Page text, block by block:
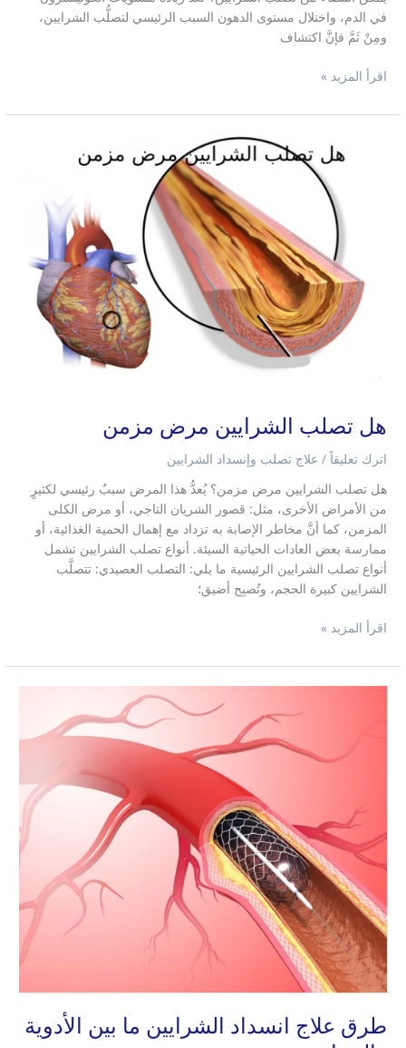
في الدم، واختلال مستوى الدهون السبب الرئيسي لتصلُّب الشرايين،
ومِنْ ثَمَّ فإنَّ اكتشاف
اقرأ المزيد »
هل تصلب الشرايين مرض مزمن
اترك تعليقاً /علاج تصلب وإنسداد الشرايين
هل تصلب الشرايين مرض مزمن؟ يُعدُّ هذا المرض سببٌ رئيسي لكثيرٍ
من الأمراض الأخرى، مثل: قصور الشريان التاجي، أو مرض الكلى
المزمن، كما أنَّ مخاطر الإصابة به تزداد مع إهمال الحمية الغذائية، أو
ممارسة بعض العادات الحياتية السيئة. أنواع تصلب الشرايين تشمل
أنواع تصلب الشرايين الرئيسية ما يلي: التصلب العصيدي: تتصلَّب
الشرايين كبيرة الحجم، وتُصبِح أضيق؛
اقرأ المزيد »
طرق علاج انسداد الشرايين ما بين الأدوية
والجراحة